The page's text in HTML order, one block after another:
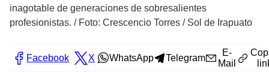
inagotable de generaciones de sobresalientes
profesionistas. / Foto: Crescencio Torres / Sol de Irapuato
Facebook X WhatsApp Telegram
E-
Mail